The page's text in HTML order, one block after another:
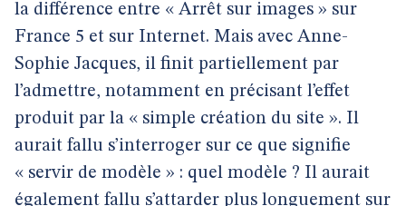
la différence entre « Arrêt sur images » sur
France 5 et sur Internet. Mais avec Anne-
Sophie Jacques, il finit partiellement par
l’admettre, notamment en précisant l’effet
produit par la « simple création du site ». Il
aurait fallu s’interroger sur ce que signifie
« servir de modèle » : quel modèle ? Il aurait
également fallu s’attarder plus longuement sur